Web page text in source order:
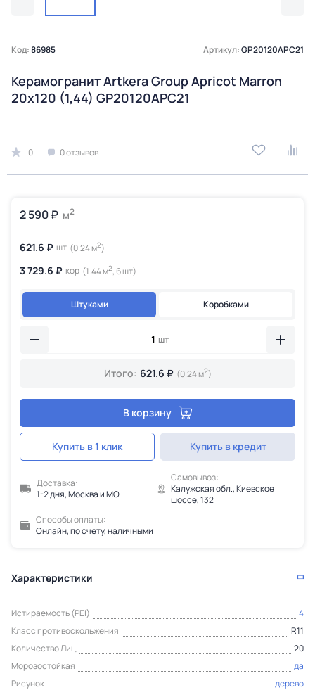
Код:86985 Артикул:GP20120APC21
Керамогранит Artkera Group Apricot Marron
20х120 (1,44) GP20120APC21
0 0 отзывов
2 590 ₽ м2
621.6 ₽ шт (0.24 м2)
3 729.6 ₽ кор (1.44 м2, 6 шт)
Штуками Коробками
шт
Итого: 621.6 ₽ (0.24 м2)
В корзину
Купить в 1 клик Купить в кредит
Доставка:
1-2 дня, Москва и МО
Самовывоз:
Калужская обл., Киевское
шоссе, 132
Способы оплаты:
Онлайн, по счету, наличными
Характеристики
Истираемость (PEI)
4
Класс противоскольжения
R11
Количество Лиц
20
Морозостойкая
да
Рисунок
дерево